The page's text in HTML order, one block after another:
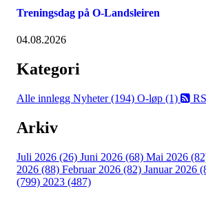
Treningsdag på O-Landsleiren
04.08.2026
Kategori
Alle innlegg Nyheter (194) O-løp (1)
Arkiv
Juli 2026 (26) Juni 2026 (68) Mai 2026
2026 (88) Februar 2026 (82) Januar 2026
(799) 2023 (487)